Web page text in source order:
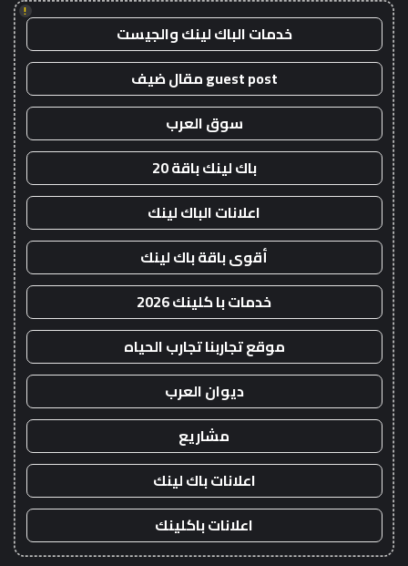
!
خدمات الباك لينك والجيست
guest post مقال ضيف
سوق العرب
باك لينك باقة 20
اعلانات الباك لينك
أقوى باقة باك لينك
خدمات با كلينك 2026
موقع تجاربنا تجارب الحياه
ديوان العرب
مشاريع
اعلانات باك لينك
اعلانات باكلينك